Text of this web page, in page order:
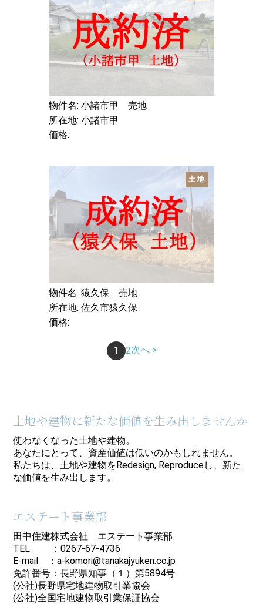
物件名: 小諸市甲 売地
所在地: 小諸市甲
価格:
土地
物件名: 猿久保 売地
所在地: 佐久市猿久保
価格:
1 2次へ >
土地や建物に新たな価値を生み出しませんか
使わなくなった土地や建物。
あなたにとって、資産価値は低いのかもしれません。
私たちは、土地や建物をRedesign, Reproduceし、新た
な価値を生み出します。
エステート事業部
田中住建株式会社 エステート事業部
TEL ：0267-67-4736
E-mail ：a-komori@tanakajyuken.co.jp
免許番号：長野県知事（１）第5894号
(公社)長野県宅地建物取引業協会
(公社)全国宅地建物取引業保証協会